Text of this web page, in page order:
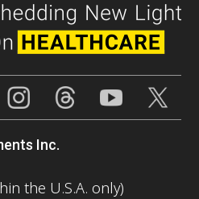
Inc.
the U.S.A. only)